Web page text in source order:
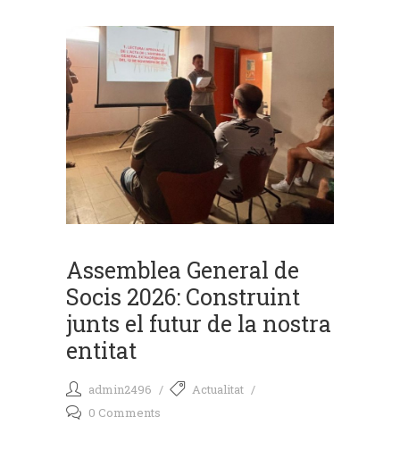
Assemblea General de
Socis 2026: Construint
junts el futur de la nostra
entitat
admin2496
Actualitat
0 Comments